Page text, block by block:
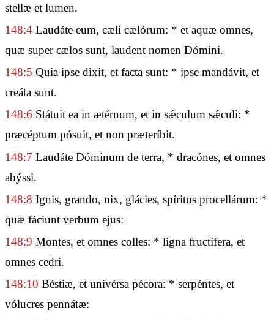
stellæ et lumen.
148:4 Laudáte eum, cæli cælórum: * et aquæ omnes,
quæ super cælos sunt, laudent nomen Dómini.
148:5 Quia ipse dixit, et facta sunt: * ipse mandávit, et
creáta sunt.
148:6 Státuit ea in ætérnum, et in sǽculum sǽculi: *
præcéptum pósuit, et non præteríbit.
148:7 Laudáte Dóminum de terra, * dracónes, et omnes
abýssi.
148:8 Ignis, grando, nix, glácies, spíritus procellárum: *
quæ fáciunt verbum ejus:
148:9 Montes, et omnes colles: * ligna fructífera, et
omnes cedri.
148:10 Béstiæ, et univérsa pécora: * serpéntes, et
vólucres pennátæ: